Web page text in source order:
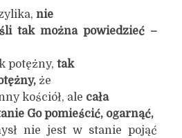
nie
tak można powiedzieć –
potężny, tak
że
kościół, ale cała
Go pomieścić, ogarnąć,
nie jest w stanie pojąć